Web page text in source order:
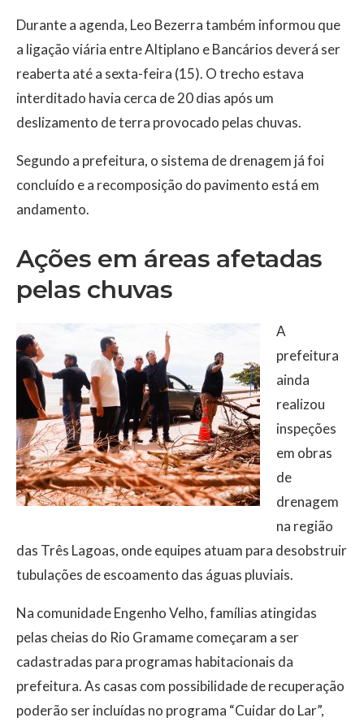
Durante a agenda, Leo Bezerra também informou que
a ligação viária entre Altiplano e Bancários deverá ser
reaberta até a sexta-feira (15). O trecho estava
interditado havia cerca de 20 dias após um
deslizamento de terra provocado pelas chuvas.
Segundo a prefeitura, o sistema de drenagem já foi
concluído e a recomposição do pavimento está em
andamento.
Ações em áreas afetadas
pelas chuvas
A
prefeitura
ainda
realizou
inspeções
em obras
de
drenagem
na região
das Três Lagoas, onde equipes atuam para desobstruir
tubulações de escoamento das águas pluviais.
Na comunidade Engenho Velho, famílias atingidas
pelas cheias do Rio Gramame começaram a ser
cadastradas para programas habitacionais da
prefeitura. As casas com possibilidade de recuperação
poderão ser incluídas no programa “Cuidar do Lar”,